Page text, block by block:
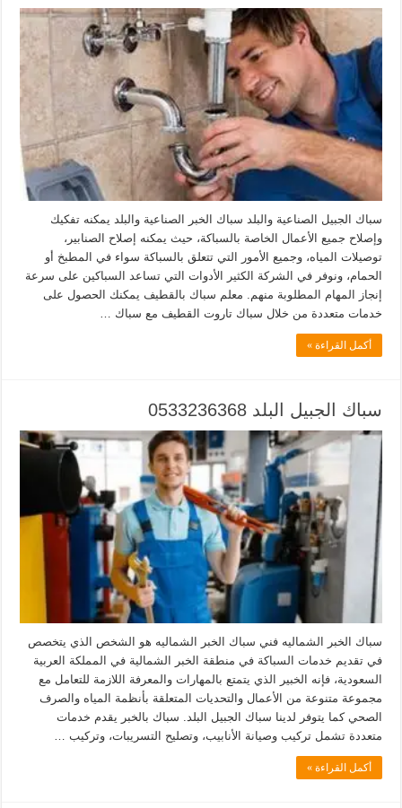
سباك الجبيل الصناعية والبلد سباك الخبر الصناعية والبلد يمكنه تفكيك
وإصلاح جميع الأعمال الخاصة بالسباكة، حيث يمكنه إصلاح الصنابير،
توصيلات المياه، وجميع الأمور التي تتعلق بالسباكة سواء في المطبخ أو
الحمام، ونوفر في الشركة الكثير الأدوات التي تساعد السباكين على سرعة
إنجاز المهام المطلوبة منهم. معلم سباك بالقطيف يمكنك الحصول على
خدمات متعددة من خلال سباك تاروت القطيف مع سباك …
أكمل القراءة »
سباك الجبيل البلد 0533236368
سباك الخبر الشماليه فني سباك الخبر الشماليه هو الشخص الذي يتخصص
في تقديم خدمات السباكة في منطقة الخبر الشمالية في المملكة العربية
السعودية، فإنه الخبير الذي يتمتع بالمهارات والمعرفة اللازمة للتعامل مع
مجموعة متنوعة من الأعمال والتحديات المتعلقة بأنظمة المياه والصرف
الصحي كما يتوفر لدينا سباك الجبيل البلد. سباك بالخبر يقدم خدمات
متعددة تشمل تركيب وصيانة الأنابيب، وتصليح التسريبات، وتركيب …
أكمل القراءة »